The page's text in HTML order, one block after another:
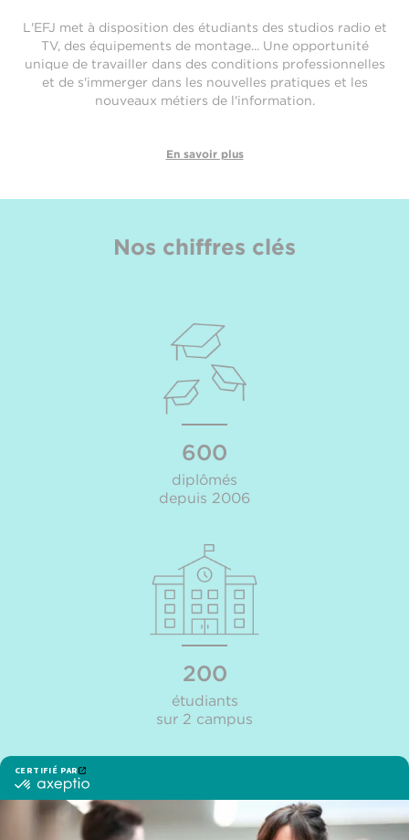
L'EFJ met à disposition des étudiants des studios radio et
TV, des équipements de montage... Une opportunité
unique de travailler dans des conditions professionnelles
et de s'immerger dans les nouvelles pratiques et les
nouveaux métiers de l'information.
En savoir plus
Nos chiffres clés
600
diplômés
depuis 2006
200
étudiants
sur 2 campus